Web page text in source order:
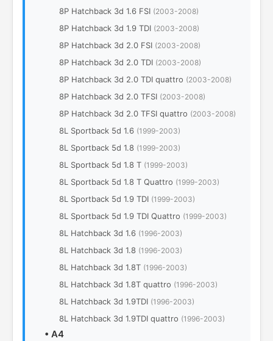
8P Hatchback 3d 1.6 FSI (2003-2008)
8P Hatchback 3d 1.9 TDI (2003-2008)
8P Hatchback 3d 2.0 FSI (2003-2008)
8P Hatchback 3d 2.0 TDI (2003-2008)
8P Hatchback 3d 2.0 TDI quattro (2003-2008)
8P Hatchback 3d 2.0 TFSI (2003-2008)
8P Hatchback 3d 2.0 TFSI quattro (2003-2008)
8L Sportback 5d 1.6 (1999-2003)
8L Sportback 5d 1.8 (1999-2003)
8L Sportback 5d 1.8 T (1999-2003)
8L Sportback 5d 1.8 T Quattro (1999-2003)
8L Sportback 5d 1.9 TDI (1999-2003)
8L Sportback 5d 1.9 TDI Quattro (1999-2003)
8L Hatchback 3d 1.6 (1996-2003)
8L Hatchback 3d 1.8 (1996-2003)
8L Hatchback 3d 1.8T (1996-2003)
8L Hatchback 3d 1.8T quattro (1996-2003)
8L Hatchback 3d 1.9TDI (1996-2003)
8L Hatchback 3d 1.9TDI quattro (1996-2003)
• A4